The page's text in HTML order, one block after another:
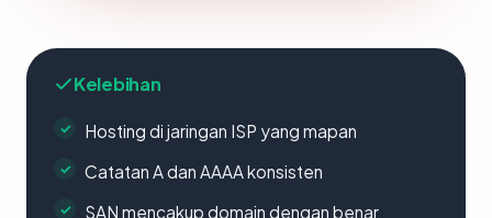
Kelebihan
Hosting di jaringan ISP yang mapan
Catatan A dan AAAA konsisten
SAN mencakup domain dengan benar